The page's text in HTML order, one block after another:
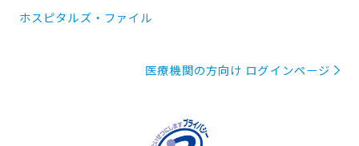
ホスピタルズ・ファイル
医療機関の方向け ログインページ